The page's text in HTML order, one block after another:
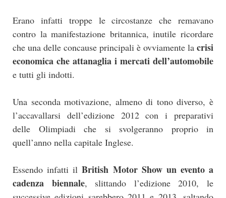
Erano infatti troppe le circostanze che remavano
contro la manifestazione britannica, inutile ricordare
che una delle concause principali è ovviamente la crisi
economica che attanaglia i mercati dell’automobile
e tutti gli indotti.
Una seconda motivazione, almeno di tono diverso, è
l’accavallarsi dell’edizione 2012 con i preparativi
delle Olimpiadi che si svolgeranno proprio in
quell’anno nella capitale Inglese.
Essendo infatti ilBritish Motor Show un evento a
cadenza biennale, slittando l’edizione 2010, le